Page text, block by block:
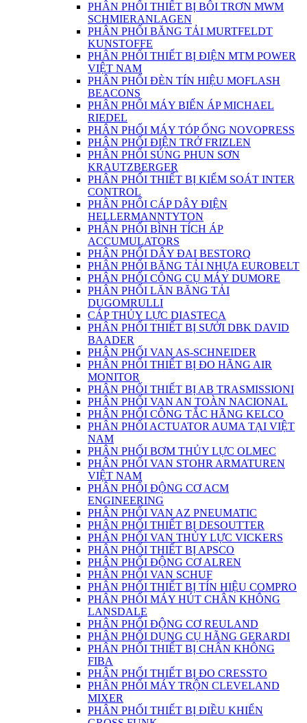
PHÂN PHỐI THIẾT BỊ BÔI TRƠN MWM
SCHMIERANLAGEN
PHÂN PHỐI BĂNG TẢI MURTFELDT
KUNSTOFFE
PHÂN PHỐI THIẾT BỊ ĐIỆN MTM POWER
VIỆT NAM
PHÂN PHỐI ĐÈN TÍN HIỆU MOFLASH
BEACONS
PHÂN PHỐI MÁY BIẾN ÁP MICHAEL
RIEDEL
PHÂN PHỐI MÁY TÓP ỐNG NOVOPRESS
PHÂN PHỐI ĐIỆN TRỞ FRIZLEN
PHÂN PHỐI SÚNG PHUN SƠN
KRAUTZBERGER
PHÂN PHỐI THIẾT BỊ KIỂM SOÁT INTER
CONTROL
PHÂN PHỐI CÁP DÂY ĐIỆN
HELLERMANNTYTON
PHÂN PHỐI BÌNH TÍCH ÁP
ACCUMULATORS
PHÂN PHỐI DÂY ĐAI BESTORQ
PHÂN PHỐI BĂNG TẢI NHỰA EUROBELT
PHÂN PHỐI CÔNG CỤ MÁY DUMORE
PHÂN PHỐI LĂN BĂNG TẢI
DUGOMRULLI
CÁP THỦY LỰC DIASTECA
PHÂN PHỐI THIẾT BỊ SƯỞI DBK DAVID
BAADER
PHÂN PHỐI VAN AS-SCHNEIDER
PHÂN PHỐI THIẾT BỊ ĐO HÃNG AIR
MONITOR
PHÂN PHỐI THIẾT BỊ AB TRASMISSIONI
PHÂN PHỐI VAN AN TOÀN NACIONAL
PHÂN PHỐI CÔNG TẮC HÃNG KELCO
PHÂN PHỐI ACTUATOR AUMA TẠI VIỆT
NAM
PHÂN PHỐI BƠM THỦY LỰC OLMEC
PHÂN PHỐI VAN STOHR ARMATUREN
VIỆT NAM
PHÂN PHỐI ĐỘNG CƠ ACM
ENGINEERING
PHÂN PHỐI VAN AZ PNEUMATIC
PHÂN PHỐI THIẾT BỊ DESOUTTER
PHÂN PHỐI VAN THỦY LỰC VICKERS
PHÂN PHỐI THIẾT BỊ APSCO
PHÂN PHỐI ĐỘNG CƠ ALREN
PHÂN PHỐI VAN SCHUF
PHÂN PHỐI THIẾT BỊ TÍN HIỆU COMPRO
PHÂN PHỐI MÁY HÚT CHÂN KHÔNG
LANSDALE
PHÂN PHỐI ĐỘNG CƠ REULAND
PHÂN PHỐI DỤNG CỤ HÃNG GERARDI
PHÂN PHỐI THIẾT BỊ CHÂN KHÔNG
FIBA
PHÂN PHỐI THIẾT BỊ ĐO CRESSTO
PHÂN PHỐI MÁY TRỘN CLEVELAND
MIXER
PHÂN PHỐI THIẾT BỊ ĐIỀU KHIỂN